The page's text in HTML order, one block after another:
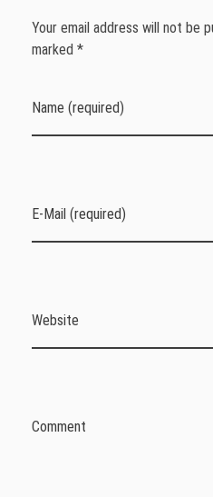
Your email address will not be
marked *
Name (required)
E-Mail (required)
Website
Comment